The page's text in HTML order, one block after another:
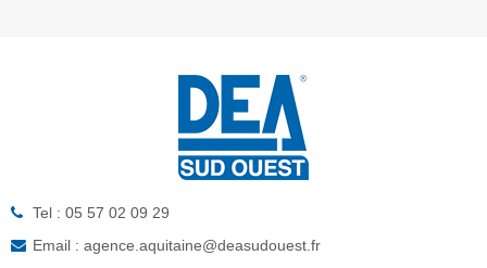
Tel : 05 57 02 09 29
Email : agence.aquitaine@deasudouest.fr